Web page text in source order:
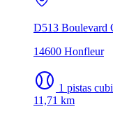
D513 Boulevard
14600 Honfleur
1 pistas
11,71 km